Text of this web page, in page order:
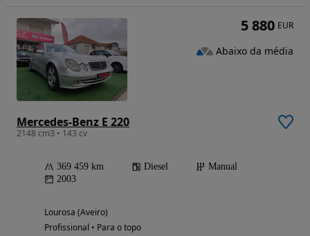
Mercedes-Benz E 220
2148 cm3 • 143 cv
369 459 km Diesel
Manual
2003
Lourosa (Aveiro)
Profissional • Para o topo
5 880 EUR
Abaixo da média